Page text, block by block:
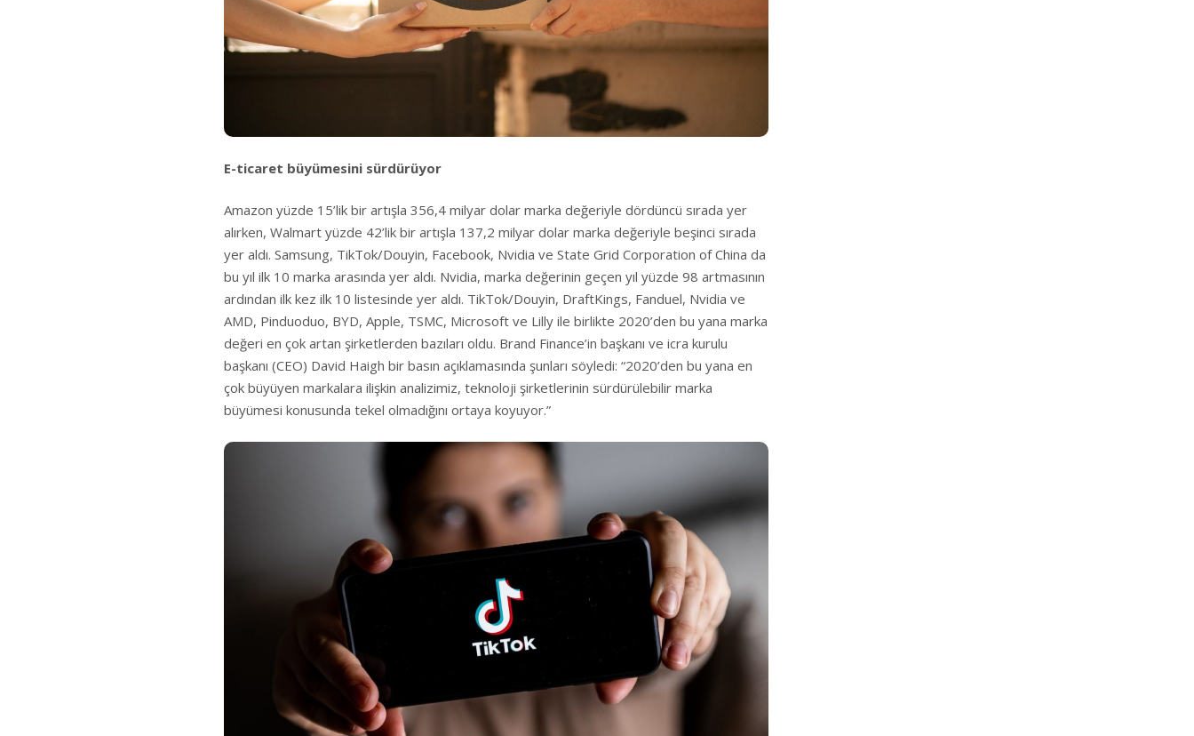
E-ticaret büyümesini sürdürüyor
Amazon yüzde 15’lik bir artışla 356,4 milyar dolar marka değeriyle dördüncü sırada yer
alırken, Walmart yüzde 42’lik bir artışla 137,2 milyar dolar marka değeriyle beşinci sırada
yer aldı. Samsung, TikTok/Douyin, Facebook, Nvidia ve State Grid Corporation of China da
bu yıl ilk 10 marka arasında yer aldı. Nvidia, marka değerinin geçen yıl yüzde 98 artmasının
ardından ilk kez ilk 10 listesinde yer aldı. TikTok/Douyin, DraftKings, Fanduel, Nvidia ve
AMD, Pinduoduo, BYD, Apple, TSMC, Microsoft ve Lilly ile birlikte 2020’den bu yana marka
değeri en çok artan şirketlerden bazıları oldu. Brand Finance’in başkanı ve icra kurulu
başkanı (CEO) David Haigh bir basın açıklamasında şunları söyledi: “2020’den bu yana en
çok büyüyen markalara ilişkin analizimiz, teknoloji şirketlerinin sürdürülebilir marka
büyümesi konusunda tekel olmadığını ortaya koyuyor.”